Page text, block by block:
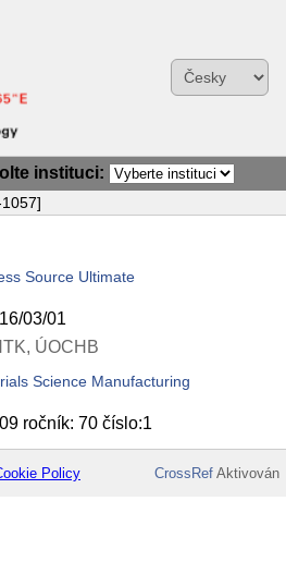
instituci:
Source Ultimate
03/01
ÚOCHB
Science Manufacturing
ročník: 70 číslo:1
Policy CrossRefAktivován